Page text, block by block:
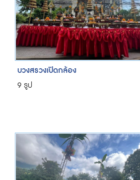
บวงสรวงเปิดกล้อง
9 รูป